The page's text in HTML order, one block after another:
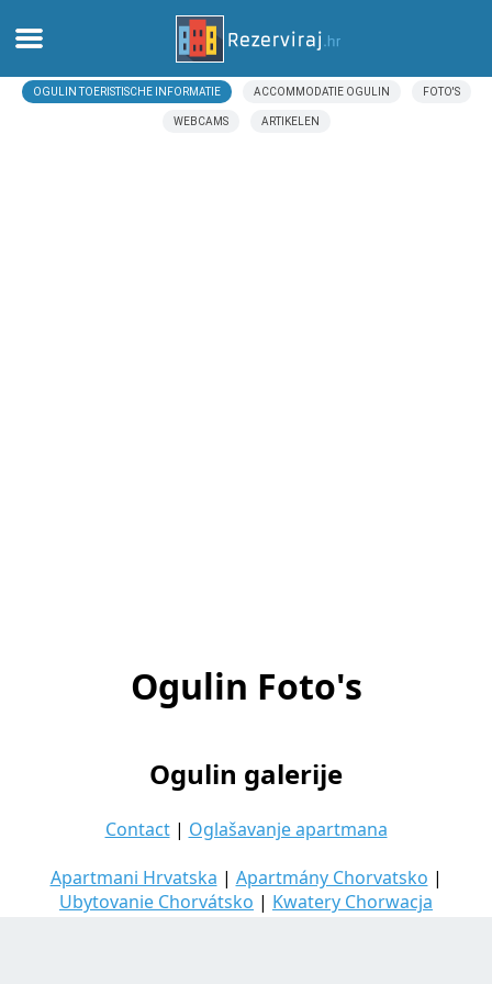
Thuis
OGULIN TOERISTISCHE INFORMATIE ACCOMMODATIE OGULIN FOTO'S
WEBCAMS ARTIKELEN
Ogulin Foto's
Ogulin galerije
Contact| Oglašavanje apartmana
Apartmani Hrvatska | Apartmány Chorvatsko |
Ubytovanie Chorvátsko | Kwatery Chorwacja